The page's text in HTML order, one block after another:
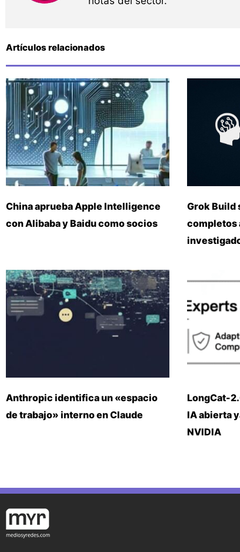
Artículos relacionados
China aprueba Apple Intelligence
con Alibaba y Baidu como socios
Grok Build
completos
Anthropic identifica un «espacio
de trabajo» interno en Claude
LongCat-
IA abierta
NVIDIA